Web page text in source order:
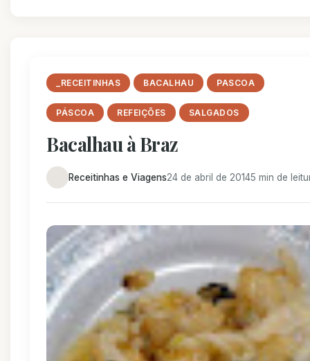
_RECEITINHAS BACALHAU PASCOA
PÁSCOA REFEIÇÕES SALGADOS
Bacalhau à Braz
Receitinhas e Viagens24 de abril de 20145 min de